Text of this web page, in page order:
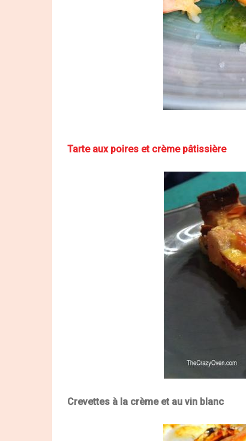
Tarte aux poires et crème pâtissière
Crevettes à la crème et au vin blanc